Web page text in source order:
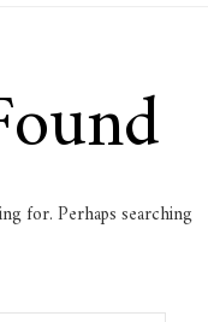
for. Perhaps searching